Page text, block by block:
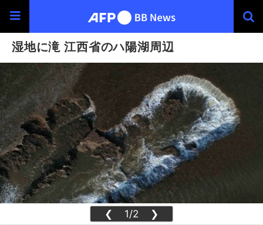
湿地に滝 江西省のハ陽湖周辺
❮ 1/2 ❯